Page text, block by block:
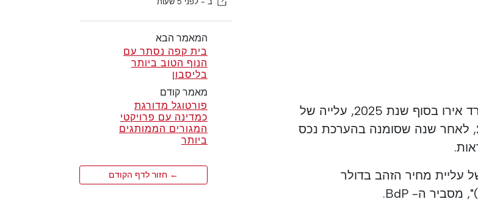
היו שוות 45.140 מיליארד אירו בסוף שנת 2025, עלייה של
14.245 מיליארד אירו בהשוואה לשנת 2024, לאחר שנה שסומנה בהערכת נכס
מחיר הזהב בדולר
המאמר הבא
בית קפה נסתר עם
הנוף הטוב ביותר
בליסבון
מאמר קודם
פורטוגל מדורגת
כמדינה עם פרויקטי
המגורים הממותגים
ביותר
← חזור לדף הקודם